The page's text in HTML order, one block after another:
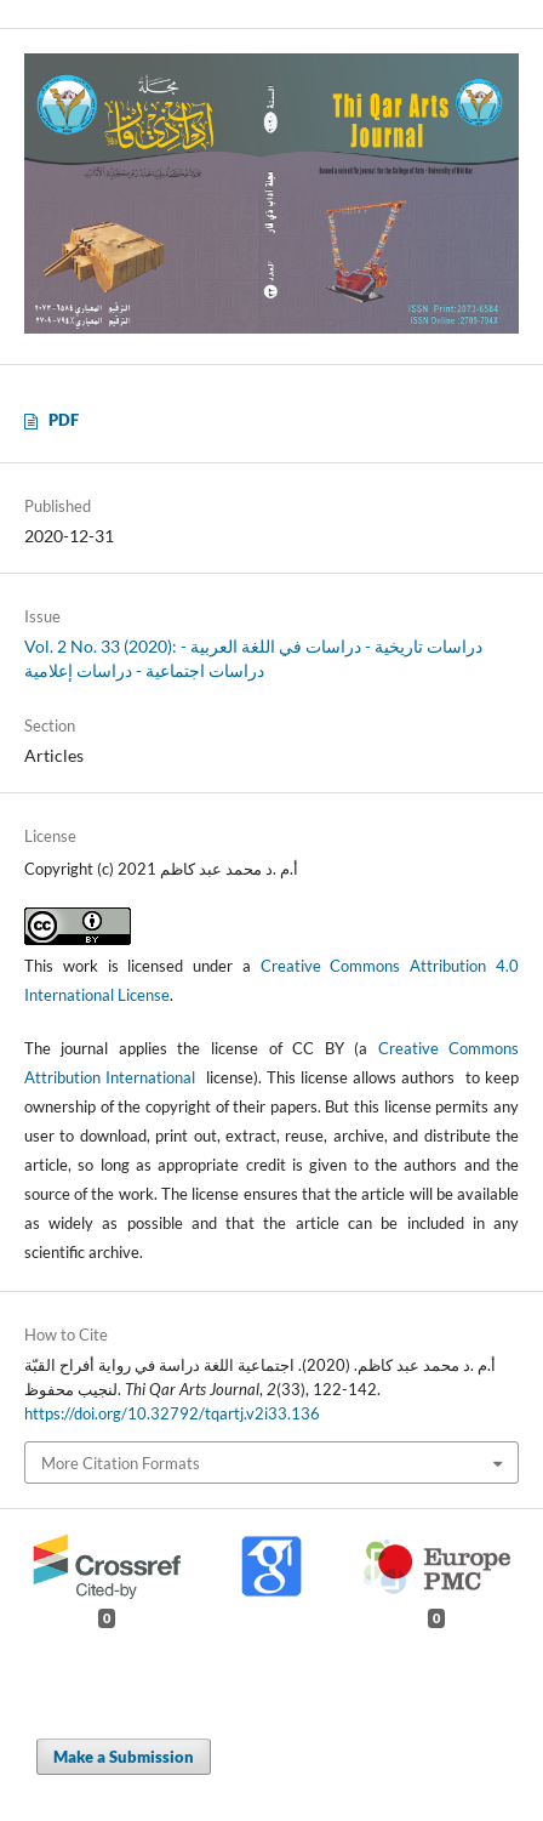
PDF
Published
2020-12-31
Issue
Vol. 2 No. 33 (2020): دراسات تاريخية - دراسات في اللغة العربية -
دراسات اجتماعية - دراسات إعلامية
Section
Articles
License
Copyright (c) 2021 أ.م .د محمد عبد كاظم
This work is licensed under a Creative Commons Attribution 4.0
International License.
The journal applies the license of CC BY (a Creative Commons
Attribution International
license). This license allows authors to keep
ownership of the copyright of their papers. But this license permits any
user to download, print out, extract, reuse, archive, and distribute the
article, so long as appropriate credit is given to the authors and the
source of the work. The license ensures that the article will be available
as widely as possible and that the article can be included in any
scientific archive.
How to Cite
أ.م .د محمد عبد كاظم. (2020). اجتماعية اللغة دراسة في رواية أفراح القبّة
لنجيب محفوظ. Thi Qar Arts Journal,2(33), 122-142.
https://doi.org/10.32792/tqartj.v2i33.136
More Citation Formats
0 0
Make a Submission